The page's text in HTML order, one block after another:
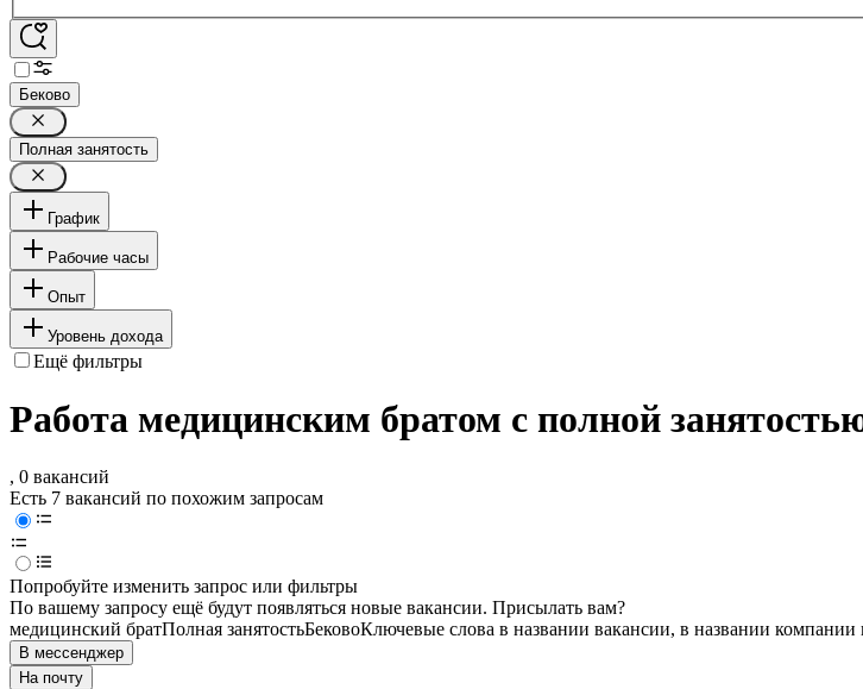
Беково
Полная занятость
График
Рабочие часы
Опыт
Уровень дохода
Ещё фильтры
Работа медицинским братом с полной
, 0 вакансий
Есть 7 вакансий по похожим запросам
Попробуйте изменить запрос или фильтры
По вашему запросу ещё будут появляться новые вакансии. Присылать вам?
медицинский братПолная занятостьБековоКлючевые слова в названии вакансии, в названии
В мессенджер
На почту